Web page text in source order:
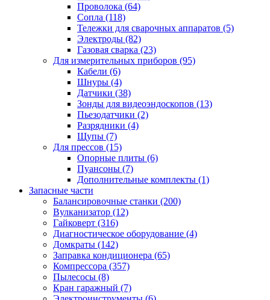
Проволока (64)
Сопла (118)
Тележки для сварочных аппаратов (5)
Электроды (82)
Газовая сварка (23)
Для измерительных приборов (95)
Кабели (6)
Шнуры (4)
Датчики (38)
Зонды для видеоэндоскопов (13)
Пьезодатчики (2)
Разрядники (4)
Щупы (7)
Для прессов (15)
Опорные плиты (6)
Пуансоны (7)
Дополнительные комплекты (1)
Запасные части
Балансировочные станки (200)
Вулканизатор (12)
Гайковерт (316)
Диагностическое оборудование (4)
Домкраты (142)
Заправка кондиционера (65)
Компрессора (357)
Пылесосы (8)
Кран гаражный (7)